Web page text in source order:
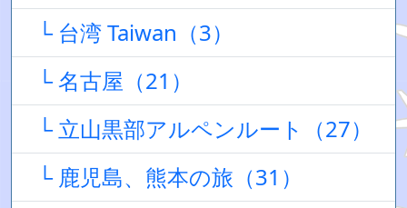
└ 台湾 Taiwan（3）
└ 名古屋（21）
└ 立山黒部アルペンルート（27）
└ 鹿児島、熊本の旅（31）